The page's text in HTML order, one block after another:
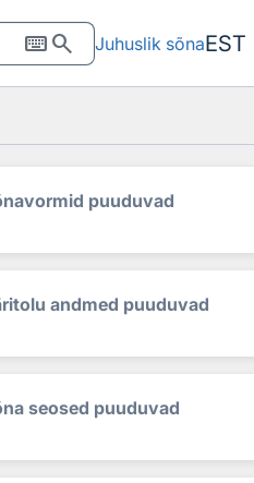
keyboardsearch Juhuslik sõnaEST
puuduvad
andmed puuduvad
seosed puuduvad